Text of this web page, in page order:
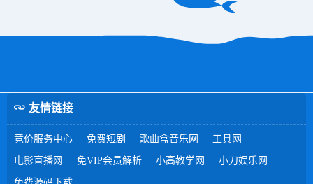
友情链接
竞价服务中心 免费短剧 歌曲盒音乐网 工具网
电影直播网 免VIP会员解析 小高教学网 小刀娱乐网